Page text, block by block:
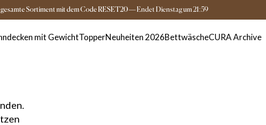
gesamte Sortiment mit dem Code RESET20— Endet Dienstagum21:59
Versandkostenfrei ab 149€ 3-5 Tage Lieferzeit
mit GewichtTopperNeuheiten 2026BettwäscheCURA Archive